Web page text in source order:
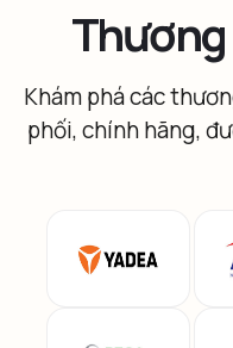
Khám phá các
phối, chính hãng,